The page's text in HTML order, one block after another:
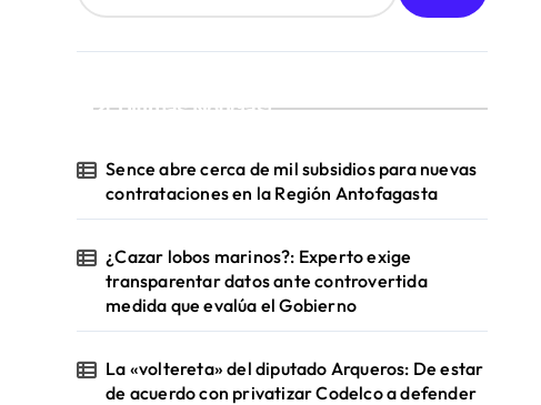
¡Ultimas Noticias!
Sence abre cerca de mil subsidios para nuevas
contrataciones en la Región Antofagasta
¿Cazar lobos marinos?: Experto exige
transparentar datos ante controvertida
medida que evalúa el Gobierno
La «voltereta» del diputado Arqueros: De estar
de acuerdo con privatizar Codelco a defender